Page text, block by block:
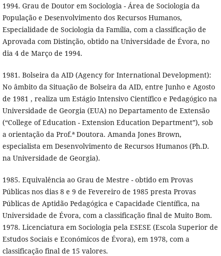
1994. Grau de Doutor em Sociologia - Área de Sociologia da
População e Desenvolvimento dos Recursos Humanos,
Especialidade de Sociologia da Família, com a classificação de
Aprovada com Distinção, obtido na Universidade de Évora, no
dia 4 de Março de 1994.
1981. Bolseira da AID (Agency for International Development):
No âmbito da Situação de Bolseira da AID, entre Junho e Agosto
de 1981 , realiza um Estágio Intensivo Científico e Pedagógico na
Universidade de Georgia (EUA) no Departamento de Extensão
(“College of Education - Extension Education Department”), sob
a orientação da Prof.ª Doutora. Amanda Jones Brown,
especialista em Desenvolvimento de Recursos Humanos (Ph.D.
na Universidade de Georgia).
1985. Equivalência ao Grau de Mestre - obtido em Provas
Públicas nos dias 8 e 9 de Fevereiro de 1985 presta Provas
Públicas de Aptidão Pedagógica e Capacidade Científica, na
Universidade de Évora, com a classificação final de Muito Bom.
1978. Licenciatura em Sociologia pela ESESE (Escola Superior de
Estudos Sociais e Económicos de Évora), em 1978, com a
classificação final de 15 valores.